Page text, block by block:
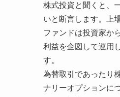
株式投資と聞くと、
いと断言します。上
ファンドは投資家か
利益を企図して運用
す。
為替取引であったり
ナリーオプションに